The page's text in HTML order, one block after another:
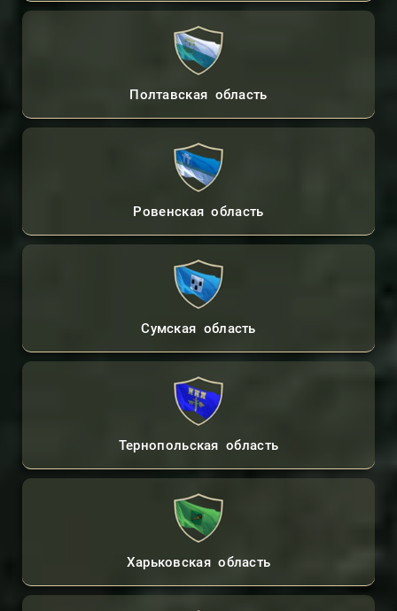
Полтавская область
Ровенская область
Сумская область
Тернопольская область
Харьковская область